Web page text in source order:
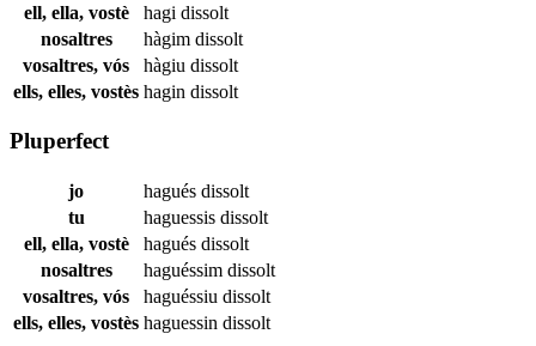
ell, ella, vostè
hagi dissolt
nosaltres
hàgim dissolt
vosaltres, vós
hàgiu dissolt
ells, elles, vostès hagin dissolt
Pluperfect
jo hagués dissolt
tu
haguessis dissolt
ell, ella, vostè
hagués dissolt
nosaltres
haguéssim dissolt
vosaltres, vós
haguéssiu dissolt
ells, elles, vostès haguessin dissolt